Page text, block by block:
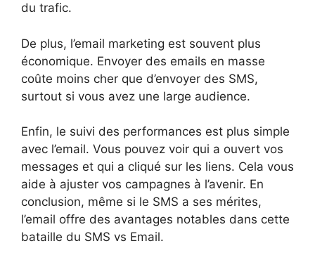
du trafic.
De plus, l’email marketing est souvent plus
économique. Envoyer des emails en masse
coûte moins cher que d’envoyer des SMS,
surtout si vous avez une large audience.
Enfin, le suivi des performances est plus simple
avec l’email. Vous pouvez voir qui a ouvert vos
messages et qui a cliqué sur les liens. Cela vous
aide à ajuster vos campagnes à l’avenir. En
conclusion, même si le SMS a ses mérites,
l’email offre des avantages notables dans cette
bataille du SMS vs Email.